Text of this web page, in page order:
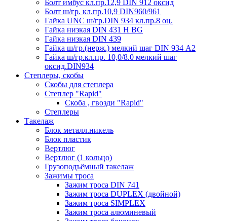
Болт имбус кл.пр.12,9 DIN 912 оксид
Болт ш/гр. кл.пр.10,9 DIN960/961
Гайка UNC ш/гр.DIN 934 кл.пр.8 оц.
Гайка низкая DIN 431 H BG
Гайка низкая DIN 439
Гайка ш/гр.(нерж.) мелкий шаг DIN 934 А2
Гайка ш/гр.кл.пр. 10,0/8.0 мелкий шаг
оксид.DIN934
Степлеры, скобы
Скобы для степлера
Степлер "Rapid"
Скоба , гвозди "Rapid"
Степлеры
Такелаж
Блок металл.никель
Блок пластик
Вертлюг
Вертлюг (1 кольцо)
Грузоподъёмный такелаж
Зажимы троса
Зажим троса DIN 741
Зажим троса DUPLEX (двойной)
Зажим троса SIMPLEX
Зажим троса алюминевый